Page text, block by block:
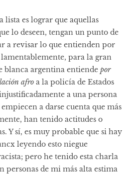
lista es lograr que aquellas
lo deseen, tengan un punto de
a revisar lo que entienden por
para la gran
blanca argentina entiende por
afro a la policía de Estados
a una persona
a darse cuenta que más
han tenido actitudes o
Y sí, es muy probable que si hay
leyendo esto niegue
pero he tenido esta charla
personas de mi más alta estima